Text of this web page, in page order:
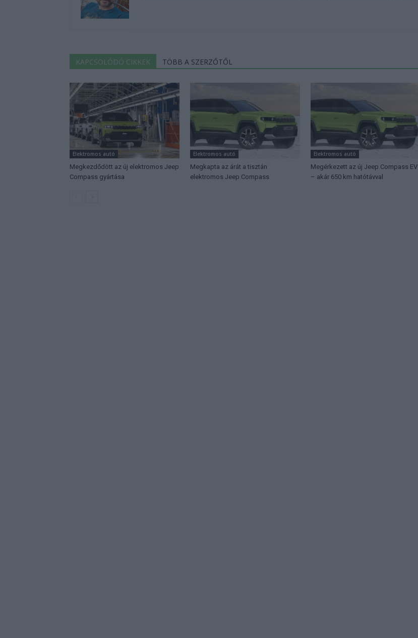
KAPCSOLÓDÓ CIKKEK TÖBB A SZERZŐTŐL
Elektromos autó
Megkezdődött az új elektromos Jeep
Compass gyártása
Elektromos autó
Megkapta az árát a tisztán
elektromos Jeep Compass
Elektromos autó
Megérkezett az új Jeep Compass EV
– akár 650 km hatótávval